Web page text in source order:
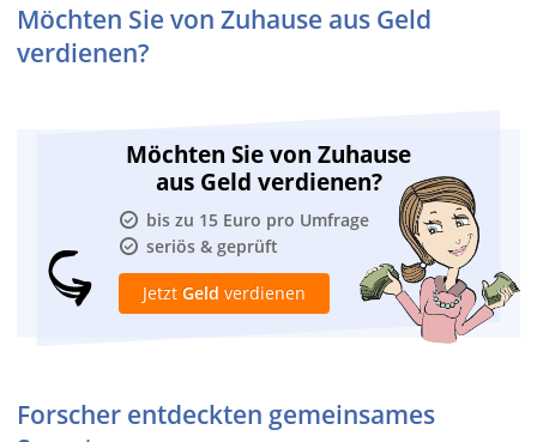
Möchten Sie von Zuhause aus Geld
verdienen?
Möchten Sie von Zuhause
aus Geld verdienen?
bis zu 15 Euro pro Umfrage
seriös & geprüft
Jetzt Geld verdienen
Forscher entdeckten gemeinsames